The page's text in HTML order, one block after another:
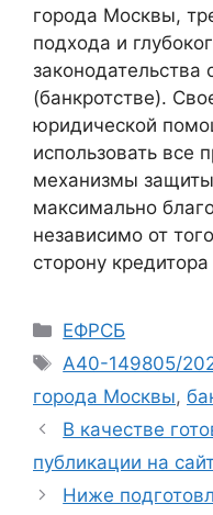
города Москвы,
подхода и
законодательства
(банкротстве).
юридической
использовать все
механизмы
максимально
независимо от
сторону
Рубрики
ЕФРСБ
Метки
А40-149805/
города Москвы,
В качестве
публикации на
Ниже